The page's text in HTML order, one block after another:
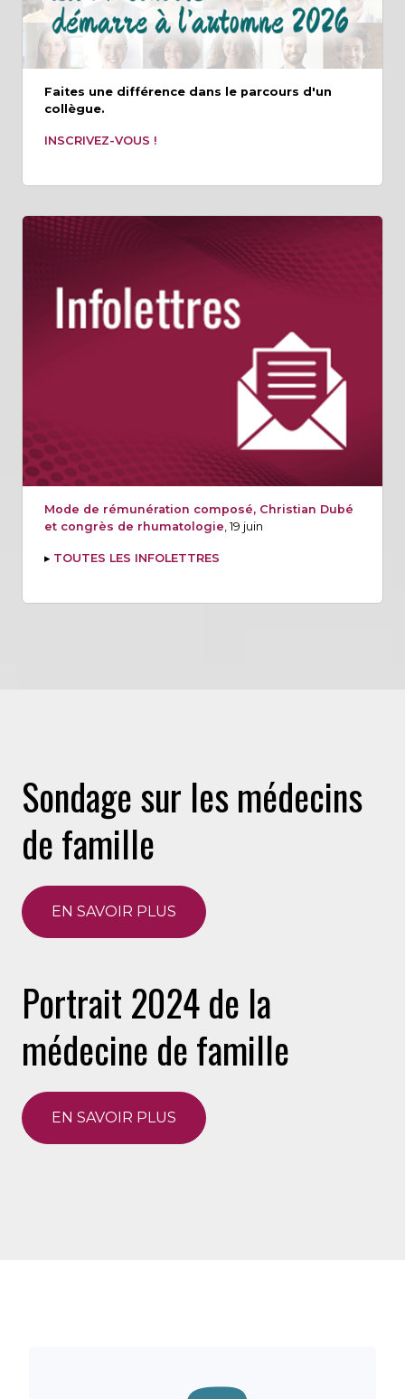
Faites une différence dans le parcours d'un
collègue.
INSCRIVEZ-VOUS !
Mode de rémunération composé, Christian Dubé
et congrès de rhumatologie , 19 juin
▸ TOUTES LES INFOLETTRES
Sondage sur les médecins
de famille
EN SAVOIR PLUS
Portrait 2024 de la
médecine de famille
EN SAVOIR PLUS